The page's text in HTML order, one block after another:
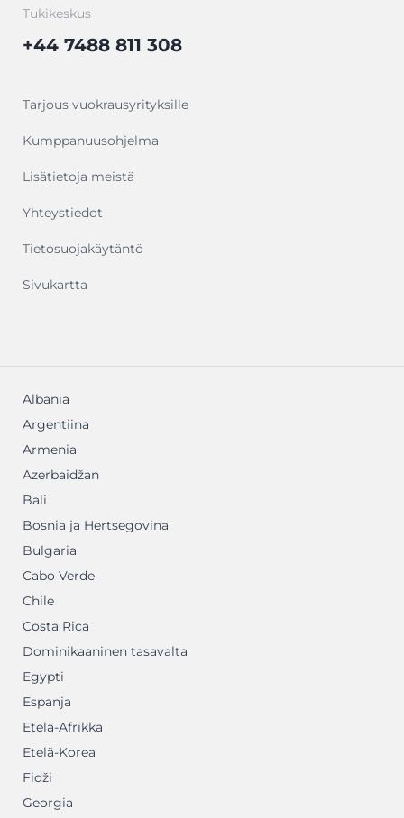
Tarjous vuokrausyrityksille
Kumppanuusohjelma
Lisätietoja meistä
Yhteystiedot
Tietosuojakäytäntö
Sivukartta
Tukikeskus
+44 7488 811 308
Albania
Argentiina
Armenia
Azerbaidžan
Bali
Bosnia ja Hertsegovina
Bulgaria
Cabo Verde
Chile
Costa Rica
Dominikaaninen tasavalta
Egypti
Espanja
Etelä-Afrikka
Etelä-Korea
Fidži
Georgia